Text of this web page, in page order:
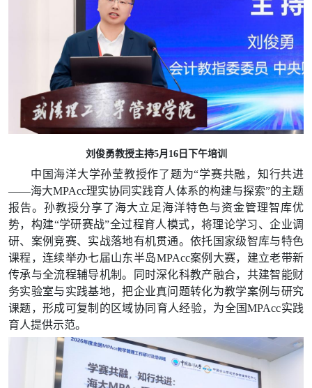
刘俊勇教授主持5月16日下午培训
中国海洋大学孙莹教授作了题为“学赛共融，知行共进
——海大MPAcc理实协同实践育人体系的构建与探索”的主题
报告。孙教授分享了海大立足海洋特色与资金管理智库优
势，构建“学研赛战”全过程育人模式，将理论学习、企业调
研、案例竞赛、实战落地有机贯通。依托国家级智库与特色
课程，连续举办七届山东半岛MPAcc案例大赛，建立老带新
传承与全流程辅导机制。同时深化科教产融合，共建智能财
务实验室与实践基地，把企业真问题转化为教学案例与研究
课题，形成可复制的区域协同育人经验，为全国MPAcc实践
育人提供示范。